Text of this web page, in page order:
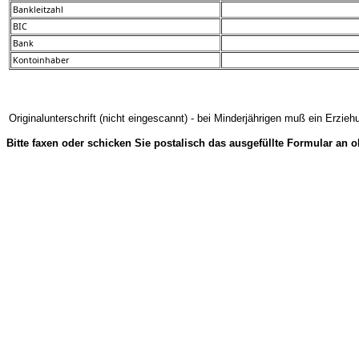
Bankleitzahl
BIC
Bank
Kontoinhaber
Originalunterschrift (nicht eingescannt) - bei Minderjährigen muß ein
Bitte faxen oder schicken Sie postalisch das ausgefüllte Formular an